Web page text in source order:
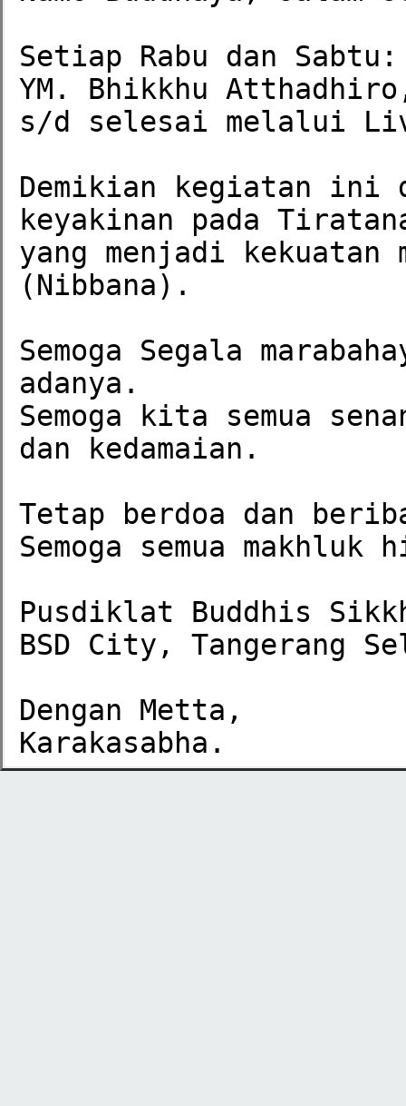
Setiap Rabu dan
YM. Bhikkhu
s/d selesai melalui
Demikian kegiatan ini
keyakinan pada
yang menjadi
(Nibbana).
Semoga Segala
adanya.
Semoga kita semua
dan kedamaian.
Tetap berdoa dan
Semoga semua makhluk
Pusdiklat Buddhis
BSD City, Tangerang
Dengan Metta,
Karakasabha.